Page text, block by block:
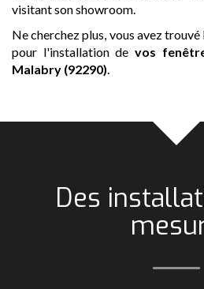
visitant son showroom.
Ne cherchez plus, vous avez
pour l'installation de vos
Malabry (92290)
Des